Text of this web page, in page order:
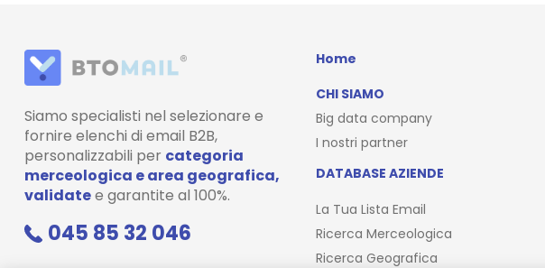
Siamo specialisti nel selezionare e
fornire elenchi di email B2B,
personalizzabili per categoria
merceologica e area geografica,
validatee garantite al 100%.
045 85 32 046
Home
CHI SIAMO
Big data company
I nostri partner
DATABASE AZIENDE
La Tua Lista Email
Ricerca Merceologica
Ricerca Geografica